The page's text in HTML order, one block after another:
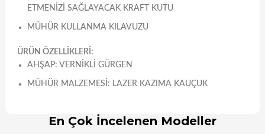
ETMENIZI SAĞLAYACAK KRAFT KUTU
MÜHÜR KULLANMA KILAVUZU
ÜRÜN ÖZELLİKLERİ:
AHŞAP: VERNIKLI GÜRGEN
MÜHÜR MALZEMESI: LAZER KAZIMA KAUÇUK
En Çok İncelenen Modeller